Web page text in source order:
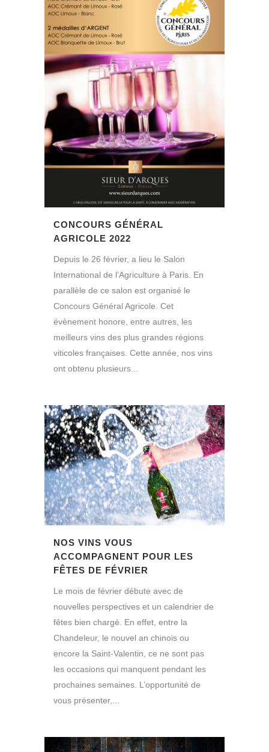
CONCOURS GÉNÉRAL
AGRICOLE 2022
Depuis le 26 février, a lieu le Salon
International de l’Agriculture à Paris. En
parallèle de ce salon est organisé le
Concours Général Agricole. Cet
évènement honore, entre autres, les
meilleurs vins des plus grandes régions
viticoles françaises. Cette année, nos vins
ont obtenu plusieurs...
NOS VINS VOUS
ACCOMPAGNENT POUR LES
FÊTES DE FÉVRIER
Le mois de février débute avec de
nouvelles perspectives et un calendrier de
fêtes bien chargé. En effet, entre la
Chandeleur, le nouvel an chinois ou
encore la Saint-Valentin, ce ne sont pas
les occasions qui manquent pendant les
prochaines semaines. L’opportunité de
vous présenter,...